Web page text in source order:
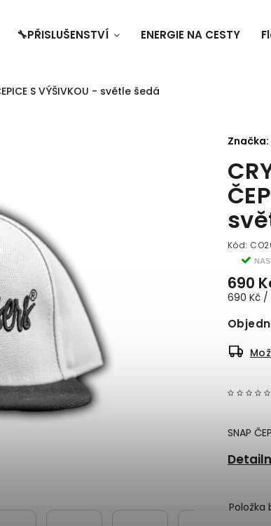
🔧PŘISLUŠENSTVÍ ENERGIE NA CESTY
S VÝŠIVKOU - světle šedá
Kód:
690
690 Kč /
SNAP
Značka:
Položka